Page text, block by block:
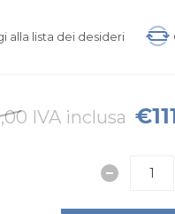
alla lista dei desideri
IVA inclusa